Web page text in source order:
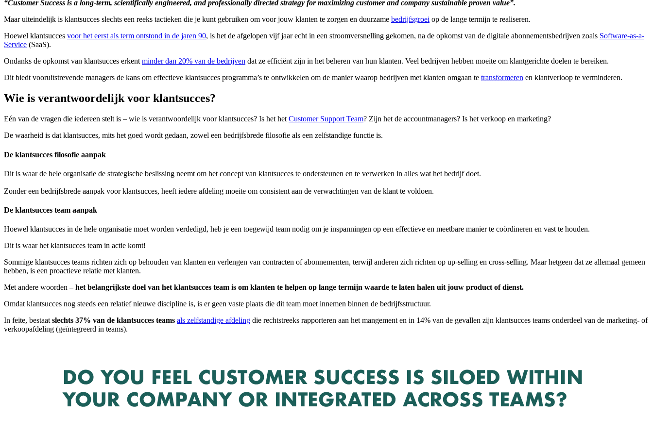
“Customer Success is a long-term, scientifically engineered, and professionally directed strategy for maximizing customer and company sustainable proven value”.
Maar uiteindelijk is klantsucces slechts een reeks tactieken die je kunt gebruiken om voor jouw klanten te zorgen en duurzame bedrijfsgroei op de lange termijn te realiseren.
Hoewel klantsucces voor het eerst als term ontstond in de jaren 90, is het de afgelopen vijf jaar echt in een stroomversnelling gekomen, na de opkomst van de digitale abonnementsbedrijven zoals Software-as-a-
Service (SaaS).
Ondanks de opkomst van klantsucces erkentminder dan 20% van de bedrijven dat ze efficiënt zijn in het beheren van hun klanten. Veel bedrijven hebben moeite om klantgerichte doelen te bereiken.
Dit biedt vooruitstrevende managers de kans om effectieve klantsucces programma’s te ontwikkelen om de manier waarop bedrijven met klanten omgaan te transformeren en klantverloop te verminderen.
Wie is verantwoordelijk voor klantsucces?
Eén van de vragen die iedereen stelt is – wie is verantwoordelijk voor klantsucces? Is het het Customer Support Team? Zijn het de accountmanagers? Is het verkoop en marketing?
De waarheid is dat klantsucces, mits het goed wordt gedaan, zowel een bedrijfsbrede filosofie als een zelfstandige functie is.
De klantsucces filosofie aanpak
Dit is waar de hele organisatie de strategische beslissing neemt om het concept van klantsucces te ondersteunen en te verwerken in alles wat het bedrijf doet.
Zonder een bedrijfsbrede aanpak voor klantsucces, heeft iedere afdeling moeite om consistent aan de verwachtingen van de klant te voldoen.
De klantsucces team aanpak
Hoewel klantsucces in de hele organisatie moet worden verdedigd, heb je een toegewijd team nodig om je inspanningen op een effectieve en meetbare manier te coördineren en vast te houden.
Dit is waar het klantsucces team in actie komt!
Sommige klantsucces teams richten zich op behouden van klanten en verlengen van contracten of abonnementen, terwijl anderen zich richten op up-selling en cross-selling. Maar hetgeen dat ze allemaal gemeen
hebben, is een proactieve relatie met klanten.
Met andere woorden – het belangrijkste doel van het klantsucces team is om klanten te helpen op lange termijn waarde te laten halen uit jouw product of dienst.
Omdat klantsucces nog steeds een relatief nieuwe discipline is, is er geen vaste plaats die dit team moet innemen binnen de bedrijfsstructuur.
In feite, bestaat slechts 37% van de klantsucces teams als zelfstandige afdeling die rechtstreeks rapporteren aan het mangement en in 14% van de gevallen zijn klantsucces teams onderdeel van de marketing- of
verkoopafdeling (geïntegreerd in teams).